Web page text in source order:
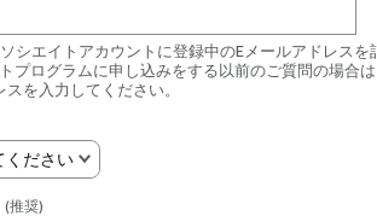
シエイトアカウントに登録中のEメールアドレスを
プログラムに申し込みをする以前のご質問の場合
を入力してください。
ください
(推奨)